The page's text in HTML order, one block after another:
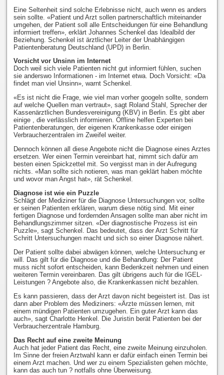
Eine Seltenheit sind solche Erlebnisse nicht, auch wenn es anders
sein sollte. «Patient und Arzt sollen partnerschaftlich miteinander
umgehen, der Patient soll alle Entscheidungen für eine Behandlung
informiert treffen», erklärt Johannes Schenkel das Idealbild der
Beziehung. Schenkel ist ärztlicher Leiter der Unabhängigen
Patientenberatung Deutschland (UPD) in Berlin.
Vorsicht vor Unsinn im Internet
Doch weil sich viele Patienten nicht gut informiert fühlen, suchen
sie anderswo Informationen - im Internet etwa. Doch Vorsicht: «Da
findet man viel Unsinn», warnt Schenkel.
«Es ist nicht die Frage, wie viel man vorher googeln sollte, sondern
auf welche Quellen man vertraut», sagt Roland Stahl, Sprecher der
Kassenärztlichen Bundesvereinigung (KBV) in Berlin. Es gibt aber
einige , die verlässlich informieren. Offline helfen Experten bei
Patientenberatungen, der eigenen Krankenkasse oder einigen
Verbraucherzentralen im Zweifel weiter.
Dennoch können all diese Angebote nicht die Diagnose eines Arztes
ersetzen. Wer einen Termin vereinbart hat, nimmt sich dafür am
besten einen Spickzettel mit. So vergisst man in der Aufregung
nichts. «Man sollte sich notieren, was man geklärt haben möchte
und wovor man Angst hat», rät Schenkel.
Diagnose ist wie ein Puzzle
Schlägt der Mediziner für die Diagnose Untersuchungen vor, sollte
er seinen Patienten erklären, warum diese nötig sind. Mit einer
fertigen Diagnose und fordernden Ansagen sollte man aber nicht im
Behandlungszimmer sitzen. «Der diagnostische Prozess ist ein
Puzzle», sagt Schenkel. Das bedeutet, dass der Arzt Schritt für
Schritt Untersuchungen macht und sich so einer Diagnose nähert.
Der Patient sollte dabei abwägen können, welche Untersuchung er
will. Das gilt für die Diagnose und die Behandlung: Der Patient
muss nicht sofort entscheiden, kann Bedenkzeit nehmen und einen
weiteren Termin vereinbaren. Das gilt übrigens auch für die IGEL-
Leistungen ? Angebote also, die Krankenkassen nicht bezahlen.
Es kann passieren, dass der Arzt davon nicht begeistert ist. Das ist
dann aber Problem des Mediziners: «Ärzte müssen lernen, mit
einem mündigen Patienten umzugehen. Ein guter Arzt kann das
auch», sagt Charlotte Henkel. Die Juristin berät Patienten bei der
Verbraucherzentrale Hamburg.
Das Recht auf eine zweite Meinung
Auch hat jeder Patient das Recht, eine zweite Meinung einzuholen.
Im Sinne der freien Arztwahl kann er dafür einfach einen Termin bei
einem Arzt machen. Und wer zu einem Spezialisten gehen möchte,
kann das auch tun ? notfalls ohne Überweisung.